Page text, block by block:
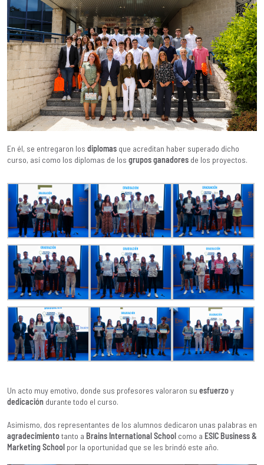
En él, se entregaron los diplomas que acreditan haber superado dicho
curso, así como los diplomas de los grupos ganadores de los proyectos.
Un acto muy emotivo, donde sus profesores valoraron su esfuerzoy
dedicación durante todo el curso.
Asimismo, dos representantes de los alumnos dedicaron unas palabras en
agradecimientotanto a Brains International School como a ESIC Business &
Marketing School por la oportunidad que se les brindó este año.